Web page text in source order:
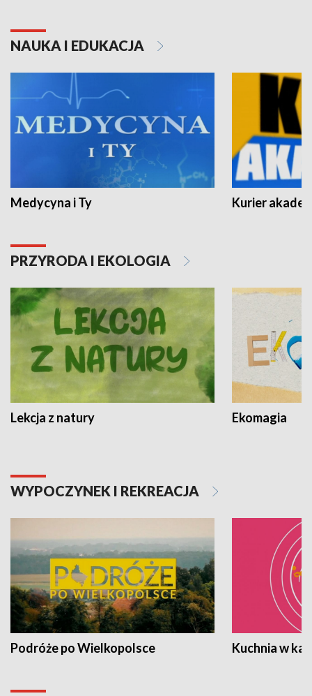
NAUKA I EDUKACJA
Medycyna i Ty Kurier
PRZYRODA I EKOLOGIA
Lekcja z natury Ekomagia
WYPOCZYNEK I REKREACJA
Podróże po Wielkopolsce Kuchnia w